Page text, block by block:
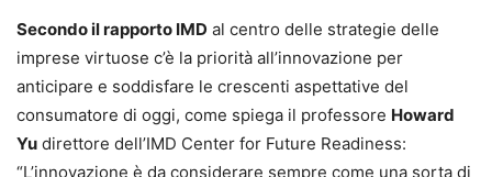
Secondo il rapporto IMD al centro delle strategie delle
imprese virtuose c’è la priorità all’innovazione per
anticipare e soddisfare le crescenti aspettative del
consumatore di oggi, come spiega il professore Howard
Yu direttore dell’IMD Center for Future Readiness:
“L’innovazione è da considerare sempre come una sorta di